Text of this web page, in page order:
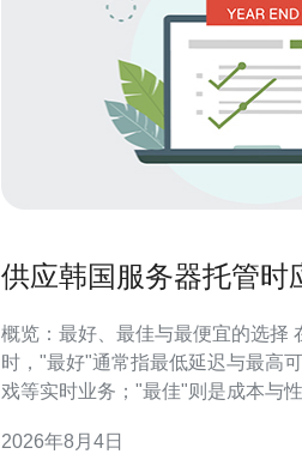
供应韩国服务器托管时
概览：最好、最佳与最便宜的选择
时，"最好"通常指最低延迟与最高
戏等实时业务；"最佳"则是成本与
或远程机房，能节省费用但需接受
2026年8月4日